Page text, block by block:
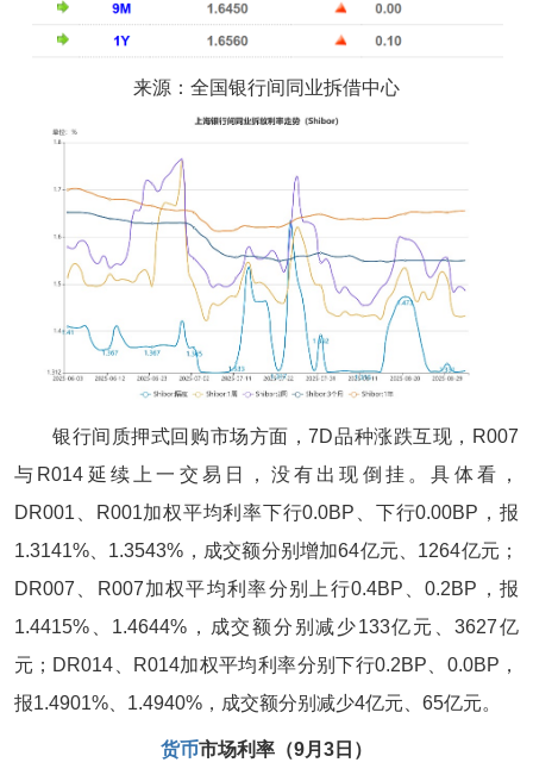
来源：全国银行间同业拆借中心
银行间质押式回购市场方面，7D品种涨跌互现，R007
与R014延续上一交易日，没有出现倒挂。具体看，
DR001、R001加权平均利率下行0.0BP、下行0.00BP，报
1.3141%、1.3543%，成交额分别增加64亿元、1264亿元；
DR007、R007加权平均利率分别上行0.4BP、0.2BP，报
1.4415%、1.4644%，成交额分别减少133亿元、3627亿
元；DR014、R014加权平均利率分别下行0.2BP、0.0BP，
报1.4901%、1.4940%，成交额分别减少4亿元、65亿元。
货币市场利率（9月3日）